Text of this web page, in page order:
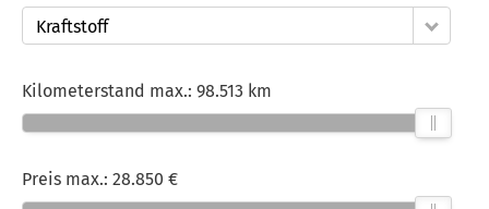
Kraftstoff
Kilometerstand max.: 98.513 km
Preis max.: 28.850 €